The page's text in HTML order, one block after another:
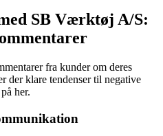
SB Værktøj A/S:
fra kunder om deres
der klare tendenser til negative
her.